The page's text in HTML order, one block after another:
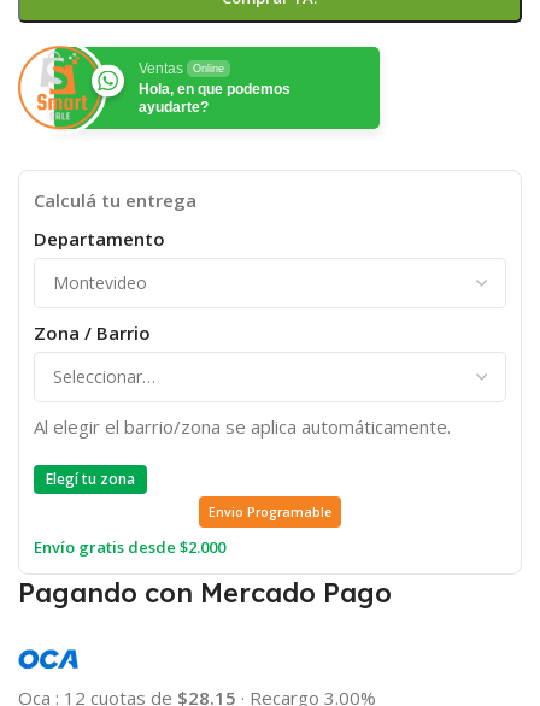
Ventas Online
Hola, en que podemos
ayudarte?
Calculá tu entrega
Departamento
Zona / Barrio
Al elegir el barrio/zona se aplica automáticamente.
Elegí tu zona
Envio Programable
Envío gratis desde $2.000
Pagando con Mercado Pago
Oca : 12 cuotas de $28.15 · Recargo 3.00%